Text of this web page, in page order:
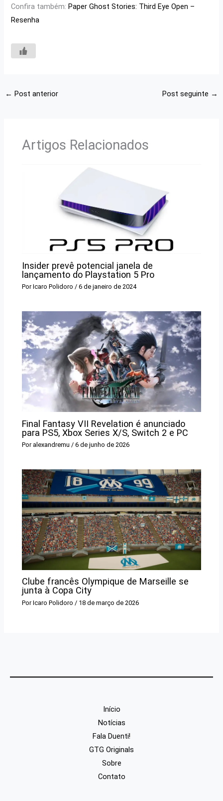
Confira também:Paper Ghost Stories: Third Eye Open –
Resenha
← Post anterior Post seguinte →
Artigos Relacionados
Insider prevê potencial janela de
lançamento do Playstation 5 Pro
PorIcaro Polidoro/6 de janeiro de 2024
Final Fantasy VII Revelation é anunciado
para PS5, Xbox Series X/S, Switch 2 e PC
Por alexandremu/6 de junho de 2026
Clube francês Olympique de Marseille se
junta à Copa City
PorIcaro Polidoro / 18 de março de 2026
Início
Notícias
Fala Duenti!
GTG Originals
Sobre
Contato